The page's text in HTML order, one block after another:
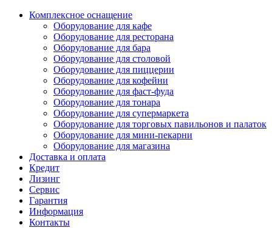
Комплексное оснащение
Оборудование для кафе
Оборудование для ресторана
Оборудование для бара
Оборудование для столовой
Оборудование для пиццерии
Оборудование для кофейни
Оборудование для фаст-фуда
Оборудование для тонара
Оборудование для супермаркета
Оборудование для торговых павильонов и палаток
Оборудование для мини-пекарни
Оборудование для магазина
Доставка и оплата
Кредит
Лизинг
Сервис
Гарантия
Информация
Контакты